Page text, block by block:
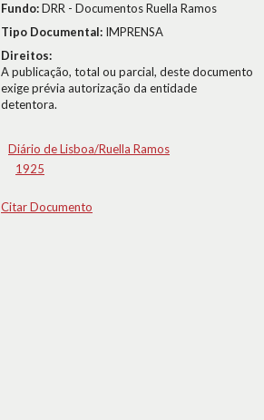
Fundo:DRR - Documentos Ruella Ramos
Tipo Documental: IMPRENSA
Direitos:
A publicação, total ou parcial, deste documento
exige prévia autorização da entidade
detentora.
Diário de Lisboa/Ruella Ramos
1925
Citar Documento